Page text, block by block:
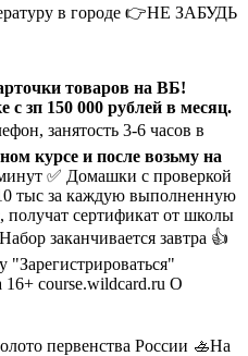
в городе 👉НЕ ЗАБУДЬ
товаров на ВБ!
с зп 150 000 рублей в месяц.
занятость 3-6 часов в
курсе и после возьму на
✅ Домашки с проверкой
тыс за каждую выполненную
получат сертификат от школы
заканчивается завтра 👍
16+ course.wildcard.ru О
первенства России 🚣‍На